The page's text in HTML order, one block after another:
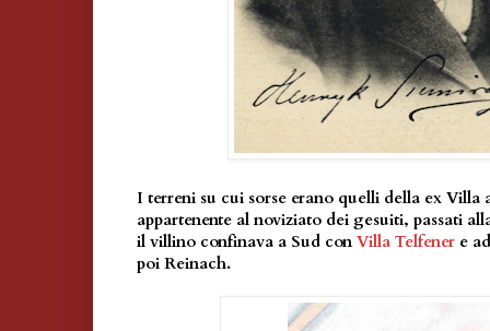
I terreni su cui sorse erano quelli della ex Villa
appartenente al noviziato dei gesuiti, passati
il villino confinava a Sud conVilla Telfener e
poi Reinach.